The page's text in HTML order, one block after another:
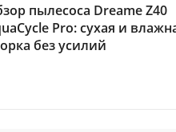
пылесоса Dreame Z40
Pro: сухая и
без усилий